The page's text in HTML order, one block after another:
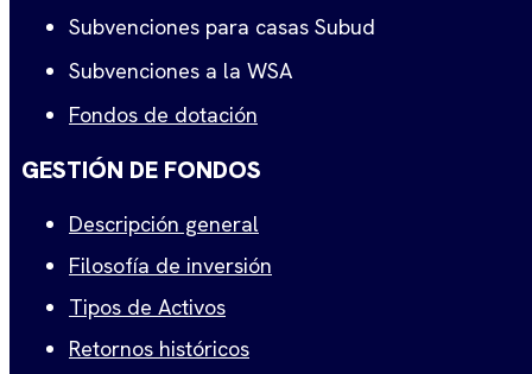
Subvenciones para casas Subud
Subvenciones a la WSA
Fondos de dotación
GESTIÓN DE FONDOS
Descripción general
Filosofía de inversión
Tipos de Activos
Retornos históricos